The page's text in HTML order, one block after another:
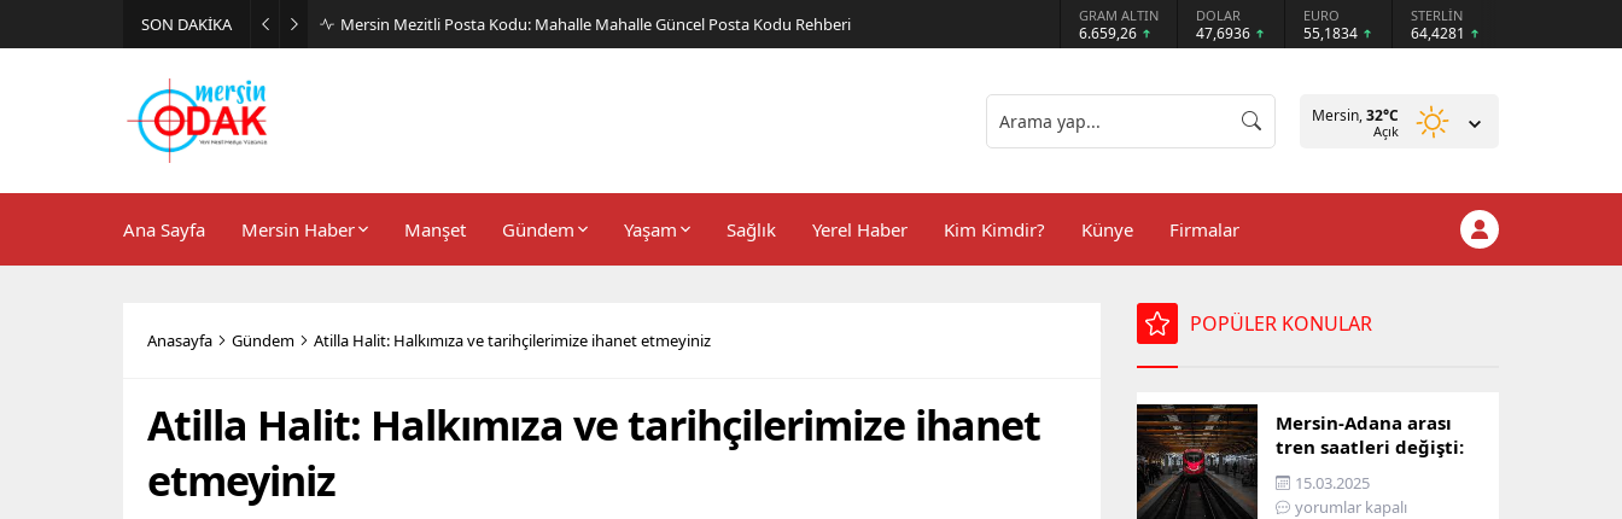
SON DAKİKA Günlük Stil İçin Erkek Sneaker Önerileri GRAM ALTIN
6.659,26
DOLAR
47,6936
EURO
55,1834
STERLİN
64,4281
Mersin,32°C
Açık
Ana Sayfa Mersin Haber Manşet Gündem Yaşam Sağlık Yerel Haber Kim Kimdir? Künye Firmalar
Anasayfa Gündem Atilla Halit: Halkımıza ve tarihçilerimize ihanet etmeyiniz
Atilla Halit: Halkımıza ve tarihçilerimize ihanet
etmeyiniz
POPÜLER KONULAR
Mersin-Adana arası
tren saatleri değişti:
İşte yeni ulaşım listesi
15.03.2025
yorumlar kapalı